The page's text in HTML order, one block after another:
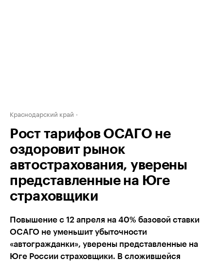
Краснодарский край
Рост тарифов ОСАГО не
оздоровит рынок
автострахования, уверены
представленные на Юге
страховщики
Повышение с 12 апреля на 40% базовой ставки
ОСАГО не уменьшит убыточности
«автогражданки», уверены представленные на
Юге России страховщики. В сложившейся